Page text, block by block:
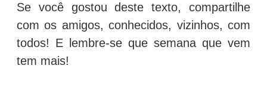
Se você gostou deste texto, compartilhe
com os amigos, conhecidos, vizinhos, com
todos! E lembre-se que semana que vem
tem mais!